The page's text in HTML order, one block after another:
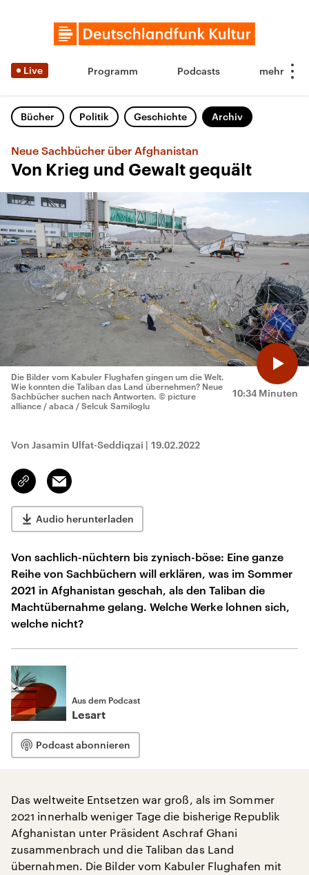
Live Programm Podcasts
Bücher Politik Geschichte Archiv
Neue Sachbücher über Afghanistan
Von Krieg und Gewalt gequält
10:34 Minuten
Die Bilder vom Kabuler Flughafen gingen um die Welt.
Wie konnten die Taliban das Land übernehmen? Neue
Sachbücher suchen nach Antworten. © picture
alliance / abaca / Selcuk Samiloglu
Von Jasamin Ulfat-Seddiqzai | 19.02.2022
Link
kopieren/teilen
Email
Audio herunterladen
Von sachlich-nüchtern bis zynisch-böse: Eine ganze
Reihe von Sachbüchern will erklären, was im Sommer
2021 in Afghanistan geschah, als den Taliban die
Machtübernahme gelang. Welche Werke lohnen sich,
welche nicht?
Aus dem Podcast
Lesart
Podcast abonnieren
Das weltweite Entsetzen war groß, als im Sommer
2021 innerhalb weniger Tage die bisherige Republik
Afghanistan unter Präsident Aschraf Ghani
zusammenbrach und die Taliban das Land
übernahmen. Die Bilder vom Kabuler Flughafen mit